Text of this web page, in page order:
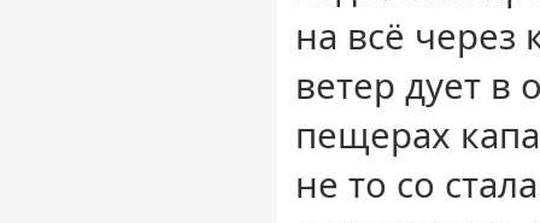
на всё через
ветер дует в
пещерах
не то со